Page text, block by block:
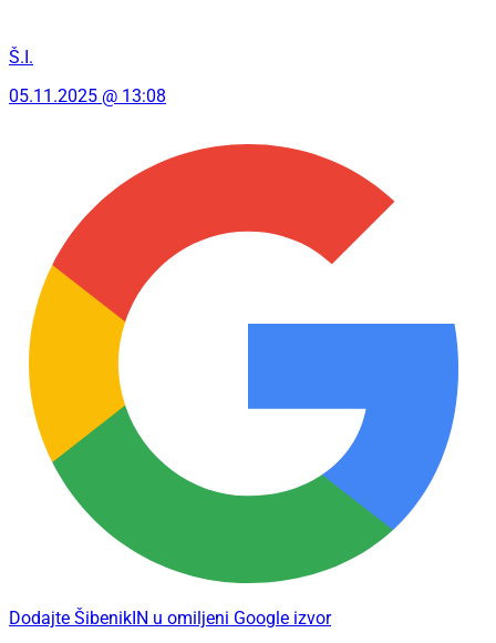
Š.I.
05.11.2025 @ 13:08
Dodajte ŠibenikIN u omiljeni Google izvor